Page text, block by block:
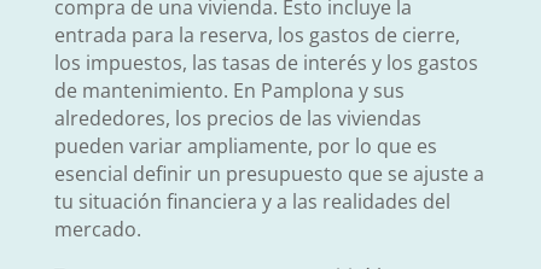
compra de una vivienda. Esto incluye la
entrada para la reserva, los gastos de cierre,
los impuestos, las tasas de interés y los gastos
de mantenimiento. En Pamplona y sus
alrededores, los precios de las viviendas
pueden variar ampliamente, por lo que es
esencial definir un presupuesto que se ajuste a
tu situación financiera y a las realidades del
mercado.